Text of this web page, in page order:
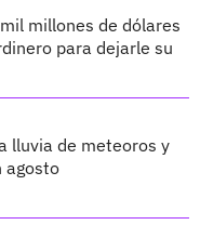
millones de dólares
para dejarle su
lluvia de meteoros y
agosto